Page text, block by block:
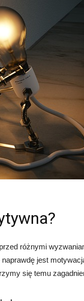
różnymi
jest
się temu